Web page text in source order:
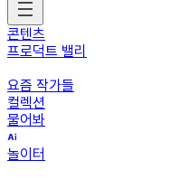
콘텐츠
프로덕트 밸리
요즘 작가들
컬렉션
물어봐
놀이터